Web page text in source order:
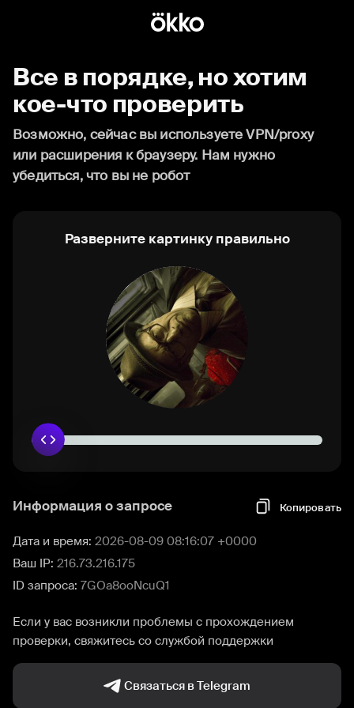
Все в порядке, но хотим
кое-что проверить
Возможно, сейчас вы используете VPN/proxy
или расширения к браузеру. Нам нужно
убедиться, что вы не робот
Разверните картинку правильно
Информация о запросе Копировать
Дата и время: 2026-08-09 08:16:07 +0000
Ваш IP: 216.73.216.175
ID запроса: 7GOa8ooNcuQ1
Если у вас возникли проблемы с прохождением
проверки, свяжитесь со службой поддержки
Связаться в Telegram